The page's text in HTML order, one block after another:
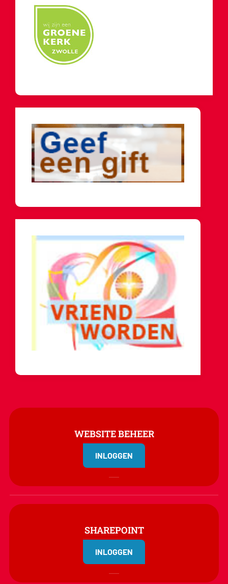
WEBSITE BEHEER
INLOGGEN
SHAREPOINT
INLOGGEN